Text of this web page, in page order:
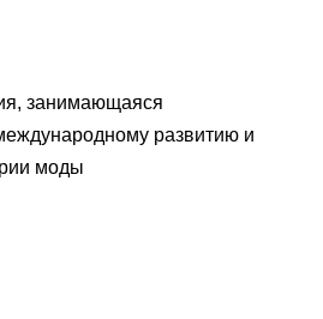
занимающаяся
развитию и
моды